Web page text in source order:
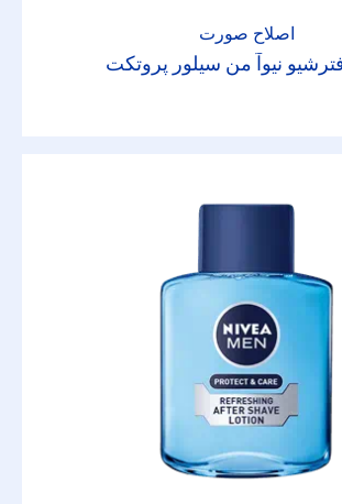
اصلاح صورت
نیوآ من سیلور پروتکت